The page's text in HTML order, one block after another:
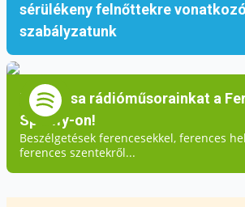
sérülékeny felnőttekre vonatkozó
szabályzatunk
Hallgassa rádióműsorainkat a
Spotify-on!
Beszélgetések ferencesekkel, ferences
ferences szentekről...